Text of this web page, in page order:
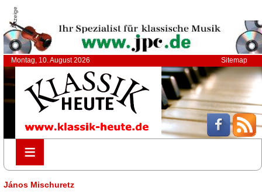
Anzeige
Montag, 10. August 2026 Sitemap
≡
≡
János Mischuretz